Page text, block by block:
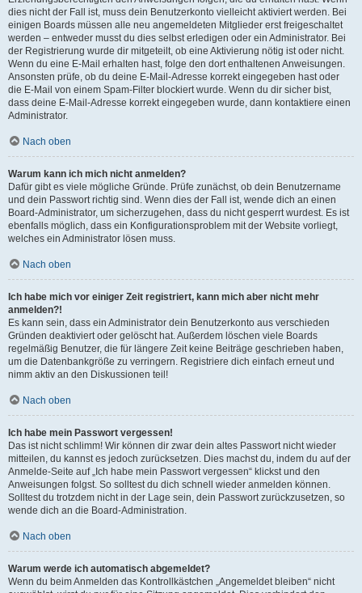
dies nicht der Fall ist, muss dein Benutzerkonto vielleicht aktiviert werden. Bei
einigen Boards müssen alle neu angemeldeten Mitglieder erst freigeschaltet
werden – entweder musst du dies selbst erledigen oder ein Administrator. Bei
der Registrierung wurde dir mitgeteilt, ob eine Aktivierung nötig ist oder nicht.
Wenn du eine E-Mail erhalten hast, folge den dort enthaltenen Anweisungen.
Ansonsten prüfe, ob du deine E-Mail-Adresse korrekt eingegeben hast oder
die E-Mail von einem Spam-Filter blockiert wurde. Wenn du dir sicher bist,
dass deine E-Mail-Adresse korrekt eingegeben wurde, dann kontaktiere einen
Administrator.
Nach oben
Warum kann ich mich nicht anmelden?
Dafür gibt es viele mögliche Gründe. Prüfe zunächst, ob dein Benutzername
und dein Passwort richtig sind. Wenn dies der Fall ist, wende dich an einen
Board-Administrator, um sicherzugehen, dass du nicht gesperrt wurdest. Es ist
ebenfalls möglich, dass ein Konfigurationsproblem mit der Website vorliegt,
welches ein Administrator lösen muss.
Nach oben
Ich habe mich vor einiger Zeit registriert, kann mich aber nicht mehr
anmelden?!
Es kann sein, dass ein Administrator dein Benutzerkonto aus verschieden
Gründen deaktiviert oder gelöscht hat. Außerdem löschen viele Boards
regelmäßig Benutzer, die für längere Zeit keine Beiträge geschrieben haben,
um die Datenbankgröße zu verringern. Registriere dich einfach erneut und
nimm aktiv an den Diskussionen teil!
Nach oben
Ich habe mein Passwort vergessen!
Das ist nicht schlimm! Wir können dir zwar dein altes Passwort nicht wieder
mitteilen, du kannst es jedoch zurücksetzen. Dies machst du, indem du auf der
Anmelde-Seite auf „Ich habe mein Passwort vergessen“ klickst und den
Anweisungen folgst. So solltest du dich schnell wieder anmelden können.
Solltest du trotzdem nicht in der Lage sein, dein Passwort zurückzusetzen, so
wende dich an die Board-Administration.
Nach oben
Warum werde ich automatisch abgemeldet?
Wenn du beim Anmelden das Kontrollkästchen „Angemeldet bleiben“ nicht